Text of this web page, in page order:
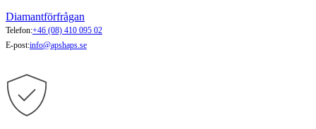
Diamantförfrågan
Telefon:+46 (08) 410 095 02
E-post:info@apshaps.se